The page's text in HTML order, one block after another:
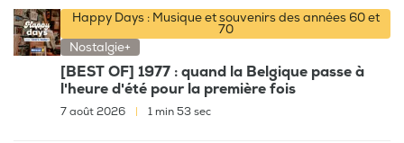
Happy Days : Musique et souvenirs des années 60 et
70
Nostalgie+
[BEST OF] 1977 : quand la Belgique passe à
l'heure d'été pour la première fois
7 août 2026 1 min 53 sec